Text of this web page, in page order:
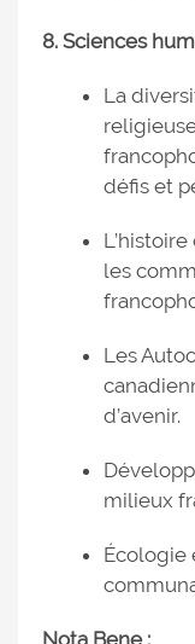
8. Sciences
La
défis et
les
Les
d’avenir.
milieux
Écologie
Nota Bene :